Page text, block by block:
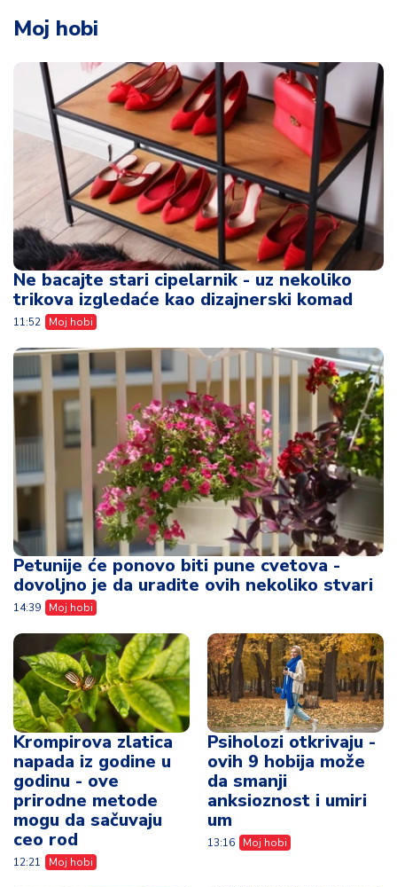
Moj hobi
Ne bacajte stari cipelarnik - uz nekoliko
trikova izgledaće kao dizajnerski komad
11:52 Moj hobi
Petunije će ponovo biti pune cvetova -
dovoljno je da uradite ovih nekoliko stvari
14:39 Moj hobi
Krompirova zlatica
napada iz godine u
godinu - ove
prirodne metode
mogu da sačuvaju
ceo rod
12:21 Moj hobi
Psiholozi otkrivaju -
ovih 9 hobija može
da smanji
anksioznost i umiri
um
13:16 Moj hobi